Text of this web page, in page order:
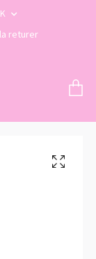
returer